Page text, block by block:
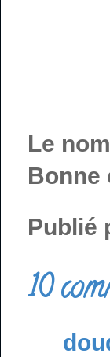
Le
Bonne
Publié
10